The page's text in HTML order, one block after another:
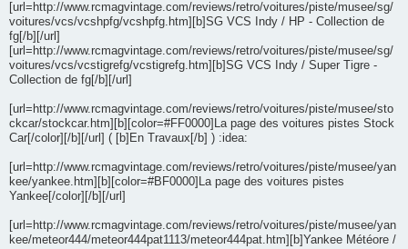
[url=http://www.rcmagvintage.com/reviews/retro/voitures/piste/musee/sg/
voitures/vcs/vcshpfg/vcshpfg.htm][b]SG VCS Indy / HP - Collection de
fg[/b][/url]
[url=http://www.rcmagvintage.com/reviews/retro/voitures/piste/musee/sg/
voitures/vcs/vcstigrefg/vcstigrefg.htm][b]SG VCS Indy / Super Tigre -
Collection de fg[/b][/url]
[url=http://www.rcmagvintage.com/reviews/retro/voitures/piste/musee/sto
ckcar/stockcar.htm][b][color=#FF0000]La page des voitures pistes Stock
Car[/color][/b][/url] ( [b]En Travaux[/b] ) :idea:
[url=http://www.rcmagvintage.com/reviews/retro/voitures/piste/musee/yan
kee/yankee.htm][b][color=#BF0000]La page des voitures pistes
Yankee[/color][/b][/url]
[url=http://www.rcmagvintage.com/reviews/retro/voitures/piste/musee/yan
kee/meteor444/meteor444pat1113/meteor444pat.htm][b]Yankee Météore /